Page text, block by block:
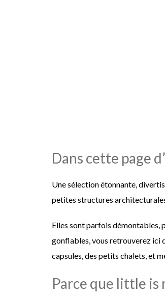
Dans cette page
Une sélection étonnante,
petites structures
Elles sont parfois démontables,
gonflables, vous retrouverez ici
capsules, des petits chalets, et
Parce que little is